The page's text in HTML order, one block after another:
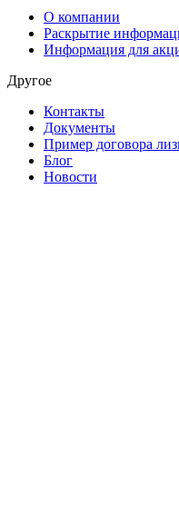
О компании
Раскрытие
Информация для
Другое
Контакты
Документы
Пример договора
Блог
Новости